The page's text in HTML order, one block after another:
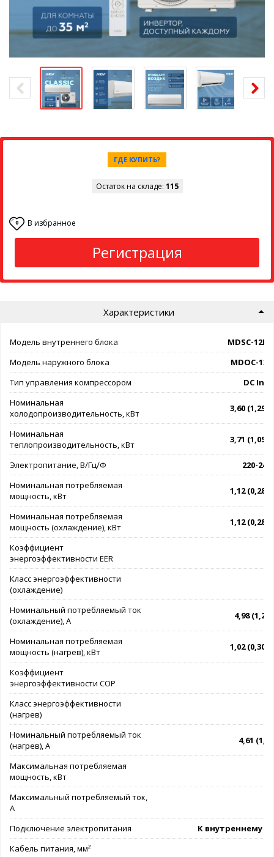
ГДЕ КУПИТЬ?
Остаток на складе: 115
0 В избранное
Регистрация
Характеристики
Модель внутреннего блока
MDSC-
Модель наружного блока
MDOC-
Тип управления компрессором
DC
Номинальная
холодопроизводительность, кВт
3,60 (1,29 -
Номинальная
теплопроизводительность, кВт
3,71 (1,05 -
Электропитание, В/Гц/Ф
220-
Номинальная потребляемая
мощность, кВт
1,12 (0,28 -
Номинальная потребляемая
мощность (охлаждение), кВт
1,12 (0,28 -
Коэффициент
энергоэффективности EER
Класс энергоэффективности
(охлаждение)
Номинальный потребляемый ток
(охлаждение), А
4,98 (1,25
Номинальная потребляемая
мощность (нагрев), кВт
1,02 (0,30 -
Коэффициент
энергоэффективности COP
Класс энергоэффективности
(нагрев)
Номинальный потребляемый ток
(нагрев), А
4,61 (1,3
Максимальная потребляемая
мощность, кВт
Максимальный потребляемый ток,
А
Подключение электропитания
К внутреннему
Кабель питания, мм²